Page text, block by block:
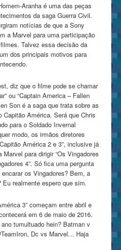
Aranha é uma das peças
da saga Guerra Civil.
notícias de que a Sony
a Marvel para uma participação
Talvez essa decisão da
dos principais motivos para
diz que o filme pode se chamar
ou “Captain America – Fallen
Son é a saga que trata sobre as
Capitão América. Será que Chris
para o Soldado Invernal
modo, os irmãos diretores
América 2 e 3”, inclusive já
para dirigir “Os Vingadores
4”. Só fica uma pergunta
os Vingadores? Bem, a
realmente espero que sim.
3” começam entre abril e
em 6 de maio de 2016.
tumultuado hein? Batman v
Dc vs Marvel… Haja